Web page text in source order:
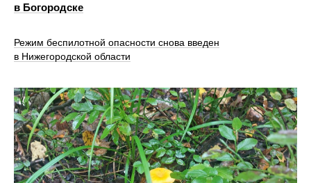
в Богородске
Режим беспилотной опасности снова введен
в Нижегородской области